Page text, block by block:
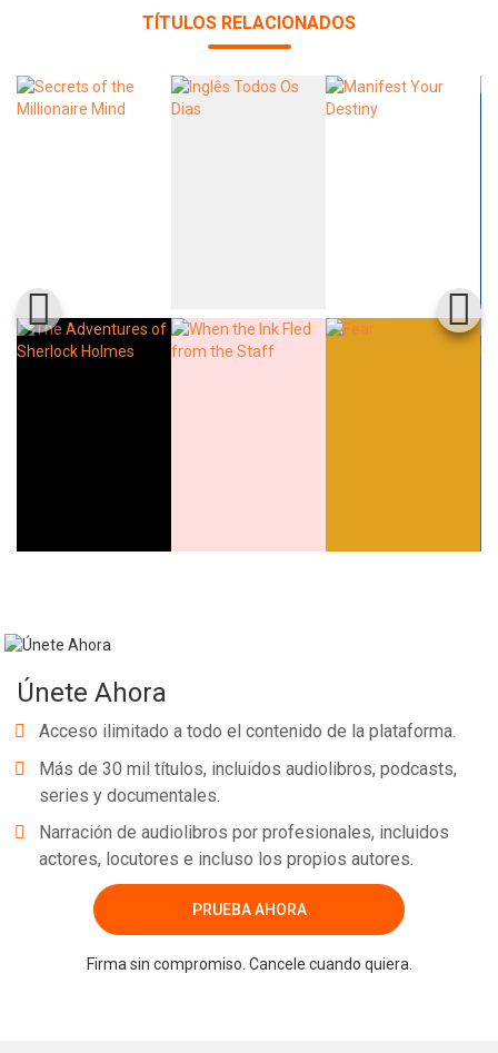
TÍTULOS RELACIONADOS
Únete Ahora
Acceso ilimitado a todo el contenido de la plataforma.
Más de 30 mil títulos, incluidos audiolibros, podcasts,
series y documentales.
Narración de audiolibros por profesionales, incluidos
actores, locutores e incluso los propios autores.
PRUEBA AHORA
Firma sin compromiso. Cancele cuando quiera.